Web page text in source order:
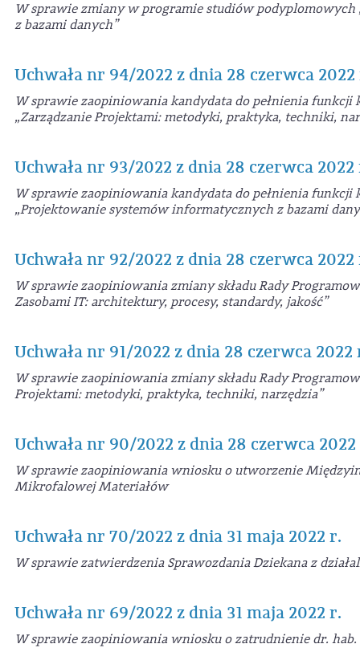
W sprawie zmiany w programie studiów
z bazami danych”
Uchwała nr 94/2022 z dnia 28 czerwca 2022
W sprawie zaopiniowania kandydata do pełnienia
„Zarządzanie Projektami: metodyki, praktyka, techniki,
Uchwała nr 93/2022 z dnia 28 czerwca 2022
W sprawie zaopiniowania kandydata do pełnienia
„Projektowanie systemów informatycznych z bazami
Uchwała nr 92/2022 z dnia 28 czerwca 2022
W sprawie zaopiniowania zmiany składu Rady
Zasobami IT: architektury, procesy, standardy, jakość”
Uchwała nr 91/2022 z dnia 28 czerwca 2022
W sprawie zaopiniowania zmiany składu Rady
Projektami: metodyki, praktyka, techniki, narzędzia”
Uchwała nr 90/2022 z dnia 28 czerwca
W sprawie zaopiniowania wniosku o utworzenie
Mikrofalowej Materiałów
Uchwała nr 70/2022 z dnia 31 maja 2022 r.
W sprawie zatwierdzenia Sprawozdania Dziekana z
Uchwała nr 69/2022 z dnia 31 maja 2022 r.
W sprawie zaopiniowania wniosku o zatrudnienie dr.